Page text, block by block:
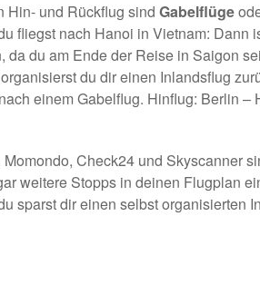
Hin- und Rückflug sind Gabelflüge
fliegst nach Hanoi in Vietnam: Dann
da du am Ende der Reise in Saigon
du dir einen Inlandsflug
einem Gabelflug. Hinflug: Berlin –
Momondo, Check24 und Skyscanner
weitere Stopps in deinen Flugplan
sparst dir einen selbst organisierten